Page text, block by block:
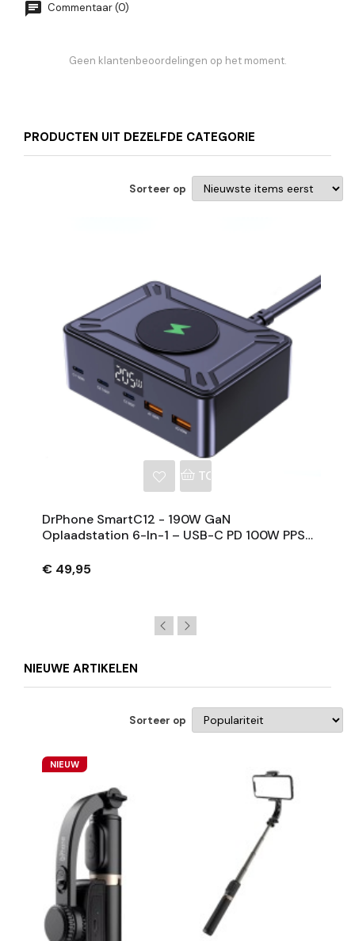
Commentaar (0)
Geen klantenbeoordelingen op het moment.
PRODUCTEN UIT DEZELFDE CATEGORIE
Sorteer op
TOEVOEGEN AAN
DrPhone SmartC12 - 190W GaN
Oplaadstation 6-In-1 – USB-C PD 100W PPS
Tablet/Laptop/Smartphone
€ 49,95
NIEUWE ARTIKELEN
Sorteer op
NIEUW